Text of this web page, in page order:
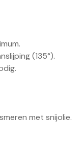
(135°).
met snijolie.